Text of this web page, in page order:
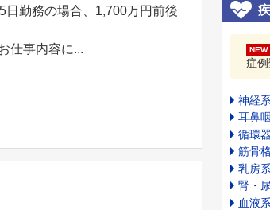
勤務の場合、1,700万円前後
仕事内容に...
NEW
症例
神経
耳鼻
循環
筋骨
乳房
腎・
血液